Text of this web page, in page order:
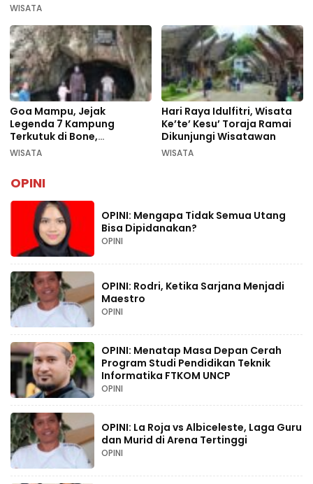
WISATA
Goa Mampu, Jejak
Legenda 7 Kampung
Terkutuk di Bone,
Rekomendasi Liburan
WISATA
Hari Raya Idulfitri, Wisata
Ke’te’ Kesu’ Toraja Ramai
Dikunjungi Wisatawan
WISATA
OPINI
OPINI: Mengapa Tidak Semua Utang
Bisa Dipidanakan?
OPINI
OPINI: Rodri, Ketika Sarjana Menjadi
Maestro
OPINI
OPINI: Menatap Masa Depan Cerah
Program Studi Pendidikan Teknik
Informatika FTKOM UNCP
OPINI
OPINI: La Roja vs Albiceleste, Laga Guru
dan Murid di Arena Tertinggi
OPINI